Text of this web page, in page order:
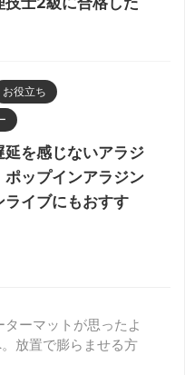
お役立ち
延を感じないアラジ
ップインアラジン
ライブにもおすす
ーマットが思ったよ
放置で膨らませる方